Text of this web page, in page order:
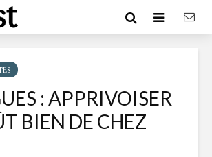
: APPRIVOISER
BIEN DE CHEZ